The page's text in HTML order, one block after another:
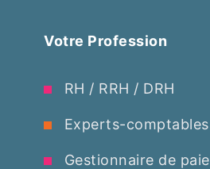
Votre Profession
RH / RRH / DRH
Experts-comptables
Gestionnaire de paie